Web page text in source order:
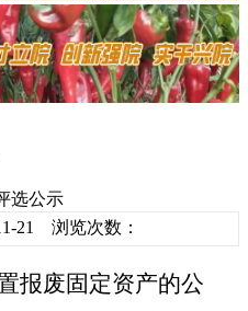
选公示
21 浏览次数：
报废固定资产的公